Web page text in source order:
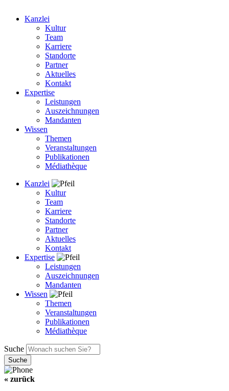
Kanzlei
Kultur
Team
Karriere
Standorte
Partner
Aktuelles
Kontakt
Expertise
Leistungen
Auszeichnungen
Mandanten
Wissen
Themen
Veranstaltungen
Publikationen
Médiathèque
Kanzlei
Kultur
Team
Karriere
Standorte
Partner
Aktuelles
Kontakt
Expertise
Leistungen
Auszeichnungen
Mandanten
Wissen
Themen
Veranstaltungen
Publikationen
Médiathèque
Suche
« zurück